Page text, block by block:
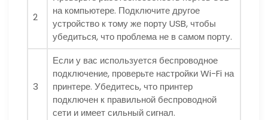
2
на компьютере. Подключите другое
устройство к тому же порту USB, чтобы
убедиться, что проблема не в самом порту.
3
Если у вас используется беспроводное
подключение, проверьте настройки Wi-Fi на
принтере. Убедитесь, что принтер
подключен к правильной беспроводной
сети и имеет сильный сигнал.